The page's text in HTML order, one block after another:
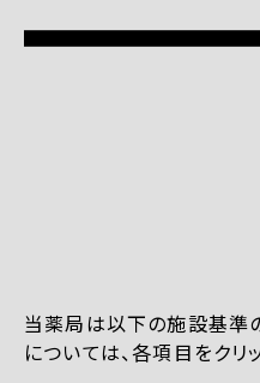
当薬局は以下の施設基準
については、各項目をクリ